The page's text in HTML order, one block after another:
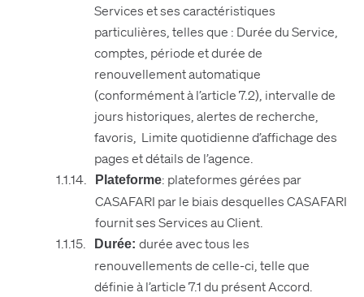
Services et ses caractéristiques
particulières, telles que : Durée du Service,
comptes, période et durée de
renouvellement automatique
(conformément à l’article 7.2), intervalle de
jours historiques, alertes de recherche,
favoris, Limite quotidienne d’affichage des
pages et détails de l’agence.
Plateforme: plateformes gérées par
CASAFARI par le biais desquelles CASAFARI
fournit ses Services au Client.
Durée: durée avec tous les
renouvellements de celle-ci, telle que
définie à l’article 7.1 du présent Accord.